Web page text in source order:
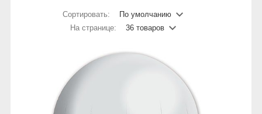
Сортировать:
По умолчанию
На странице:
36 товаров